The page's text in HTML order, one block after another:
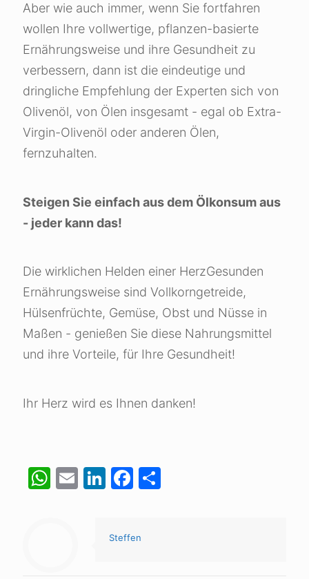
Aber wie auch immer, wenn Sie fortfahren
wollen Ihre vollwertige, pflanzen-basierte
Ernährungsweise und ihre Gesundheit zu
verbessern, dann ist die eindeutige und
dringliche Empfehlung der Experten sich von
Olivenöl, von Ölen insgesamt - egal ob Extra-
Virgin-Olivenöl oder anderen Ölen,
fernzuhalten.
Steigen Sie einfach aus dem Ölkonsum aus
- jeder kann das!
Die wirklichen Helden einer HerzGesunden
Ernährungsweise sind Vollkorngetreide,
Hülsenfrüchte, Gemüse, Obst und Nüsse in
Maßen - genießen Sie diese Nahrungsmittel
und ihre Vorteile, für Ihre Gesundheit!
Ihr Herz wird es Ihnen danken!
WhatsApp
EmailLinkedIn
Facebook
Teilen
Steffen